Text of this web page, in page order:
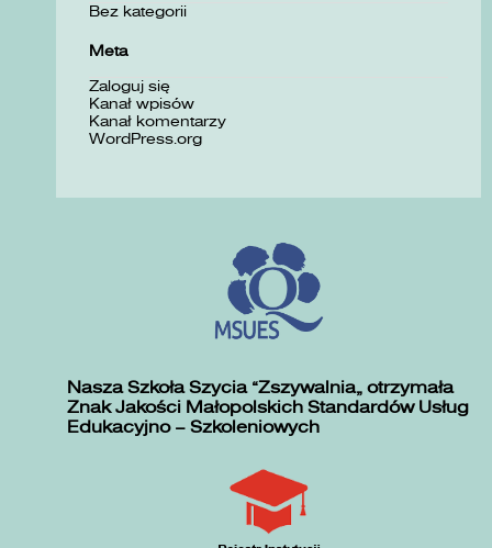
Bez kategorii
Meta
Zaloguj się
Kanał wpisów
Kanał komentarzy
WordPress.org
Nasza Szkoła Szycia „Zszywalnia” otrzymała
Znak Jakości Małopolskich Standardów Usług
Edukacyjno – Szkoleniowych